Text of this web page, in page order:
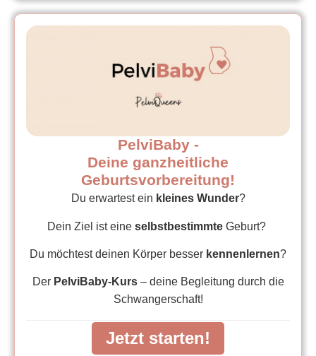
PelviBaby -
Deine ganzheitliche
Geburtsvorbereitung!
Du erwartest ein kleines Wunder?
Dein Ziel ist eine selbstbestimmte Geburt?
Du möchtest deinen Körper besser kennenlernen?
DerPelviBaby-Kurs – deine Begleitung durch die
Schwangerschaft!
Jetzt starten!